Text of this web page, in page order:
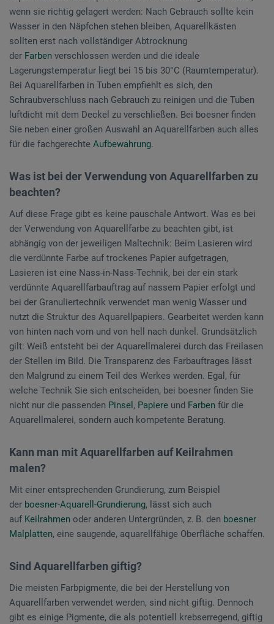
wenn sie richtig gelagert werden: Nach Gebrauch sollte kein
Wasser in den Näpfchen stehen bleiben, Aquarellkästen
sollten erst nach vollständiger Abtrocknung
der Farben verschlossen werden und die ideale
Lagerungstemperatur liegt bei 15 bis 30°C (Raumtemperatur).
Bei Aquarellfarben in Tuben empfiehlt es sich, den
Schraubverschluss nach Gebrauch zu reinigen und die Tuben
luftdicht mit dem Deckel zu verschließen. Bei boesner finden
Sie neben einer großen Auswahl an Aquarellfarben auch alles
für die fachgerechte Aufbewahrung.
Was ist bei der Verwendung von Aquarellfarben zu
beachten?
Auf diese Frage gibt es keine pauschale Antwort. Was es bei
der Verwendung von Aquarellfarbe zu beachten gibt, ist
abhängig von der jeweiligen Maltechnik: Beim Lasieren wird
die verdünnte Farbe auf trockenes Papier aufgetragen,
Lasieren ist eine Nass-in-Nass-Technik, bei der ein stark
verdünnte Aquarellfarbauftrag auf nassem Papier erfolgt und
bei der Granuliertechnik verwendet man wenig Wasser und
nutzt die Struktur des Aquarellpapiers. Gearbeitet werden kann
von hinten nach vorn und von hell nach dunkel. Grundsätzlich
gilt: Weiß entsteht bei der Aquarellmalerei durch das Freilasen
der Stellen im Bild. Die Transparenz des Farbauftrages lässt
den Malgrund zu einem Teil des Werkes werden. Egal, für
welche Technik Sie sich entscheiden, bei boesner finden Sie
nicht nur die passenden Pinsel , Papiere und Farben für die
Aquarellmalerei, sondern auch kompetente Beratung.
Kann man mit Aquarellfarben auf Keilrahmen
malen?
Mit einer entsprechenden Grundierung, zum Beispiel
der boesner-Aquarell-Grundierung, lässt sich auch
auf Keilrahmen oder anderen Untergründen, z. B. den boesner
Malplatten, eine saugende, aquarellfähige Oberfläche schaffen.
Sind Aquarellfarben giftig?
Die meisten Farbpigmente, die bei der Herstellung von
Aquarellfarben verwendet werden, sind nicht giftig. Dennoch
gibt es einige Pigmente, die als potentiell krebserregend, giftig